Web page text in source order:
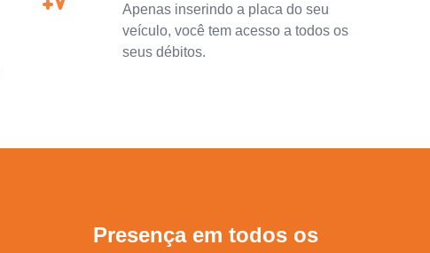
Apenas inserindo a placa do seu
veículo, você tem acesso a todos os
seus débitos.
Presença em todos os